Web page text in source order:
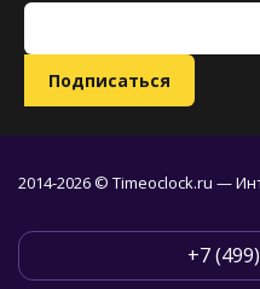
2014-2026 © Timeoclock.ru —
+7